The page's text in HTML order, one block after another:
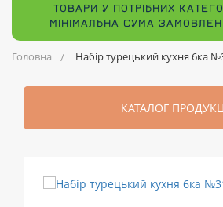
ТОВАРИ У ПОТРІБНИХ
МІНІМАЛЬНА СУМА
Головна Набір турецький кухня 6ка
КАТАЛОГ